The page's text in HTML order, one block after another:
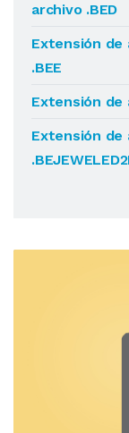
archivo .BED
Extensión de
.BEE
Extensión de
Extensión de